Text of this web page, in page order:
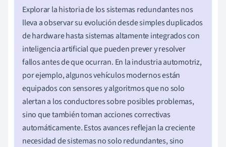
Explorar la historia de los sistemas redundantes nos
lleva a observar su evolución desde simples duplicados
de hardware hasta sistemas altamente integrados con
inteligencia artificial que pueden prever y resolver
fallos antes de que ocurran. En la industria automotriz,
por ejemplo, algunos vehículos modernos están
equipados con sensores y algoritmos que no solo
alertan a los conductores sobre posibles problemas,
sino que también toman acciones correctivas
automáticamente. Estos avances reflejan la creciente
necesidad de sistemas no solo redundantes, sino